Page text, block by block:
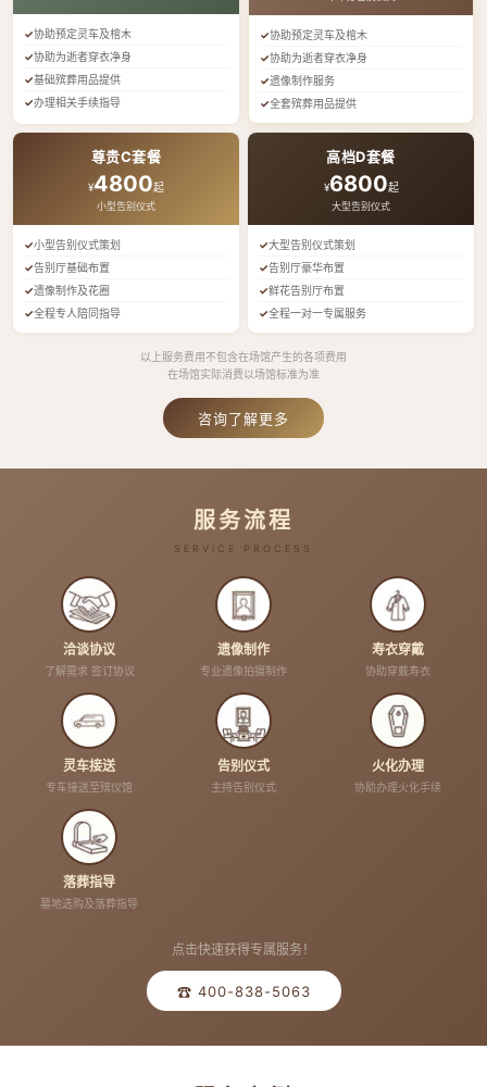
协助预定灵车及棺木
协助为逝者穿衣净身
基础殡葬用品提供
办理相关手续指导
协助预定灵车及棺木
协助为逝者穿衣净身
遗像制作服务
全套殡葬用品提供
尊贵C套餐
¥4800起
小型告别仪式
小型告别仪式策划
告别厅基础布置
遗像制作及花圈
全程专人陪同指导
高档D套餐
¥6800起
大型告别仪式
大型告别仪式策划
告别厅豪华布置
鲜花告别厅布置
全程一对一专属服务
以上服务费用不包含在场馆产生的各项费用
在场馆实际消费以场馆标准为准
咨询了解更多
服务流程
SERVICE PROCESS
洽谈协议
了解需求 签订协议
遗像制作
专业遗像拍摄制作
寿衣穿戴
协助穿戴寿衣
灵车接送
专车接送至殡仪馆
告别仪式
主持告别仪式
火化办理
协助办理火化手续
落葬指导
墓地选购及落葬指导
点击快速获得专属服务！
☎ 400-838-5063